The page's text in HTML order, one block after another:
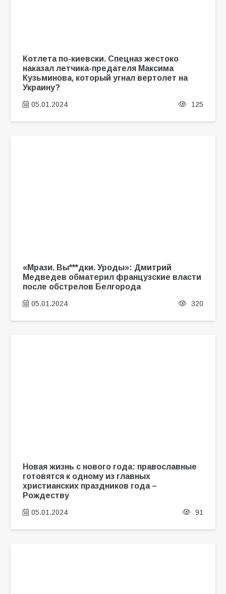
Котлета по-киевски. Спецназ жестоко
наказал летчика-предателя Максима
Кузьминова, который угнал вертолет на
Украину?
05.01.2024 125
«Мрази. Вы***дки. Уроды»: Дмитрий
Медведев обматерил французские власти
после обстрелов Белгорода
05.01.2024 320
Новая жизнь с нового года: православные
готовятся к одному из главных
христианских праздников года –
Рождеству
05.01.2024 91